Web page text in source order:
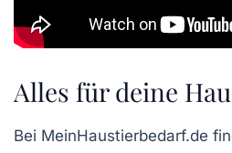
Alles für deine
Bei MeinHaustierbedarf.de